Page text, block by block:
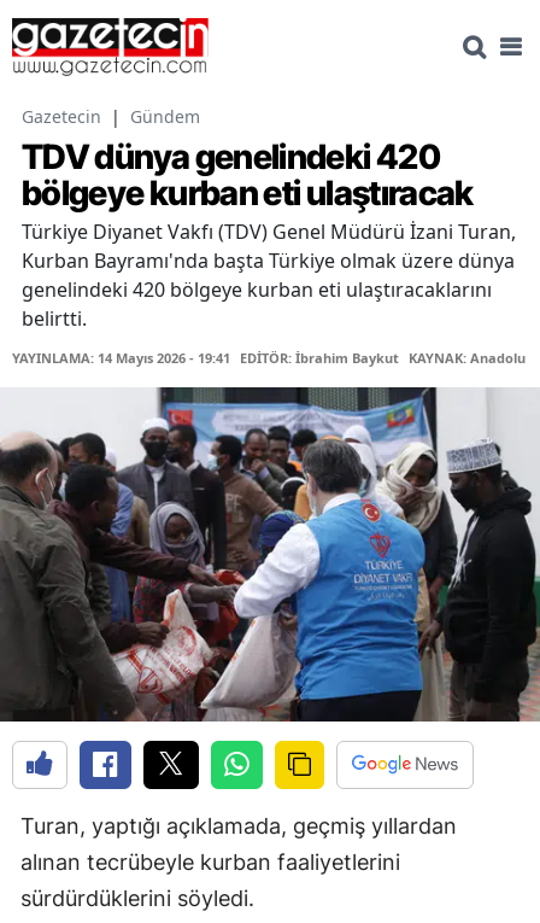
Gazetecin | Gündem
TDV dünya genelindeki 420
bölgeye kurban eti ulaştıracak
Türkiye Diyanet Vakfı (TDV) Genel Müdürü İzani Turan,
Kurban Bayramı'nda başta Türkiye olmak üzere dünya
genelindeki 420 bölgeye kurban eti ulaştıracaklarını
belirtti.
YAYINLAMA: 14 Mayıs 2026 - 19:41 EDİTÖR: İbrahim Baykut KAYNAK: Anadolu
Turan, yaptığı açıklamada, geçmiş yıllardan
alınan tecrübeyle kurban faaliyetlerini
sürdürdüklerini söyledi.